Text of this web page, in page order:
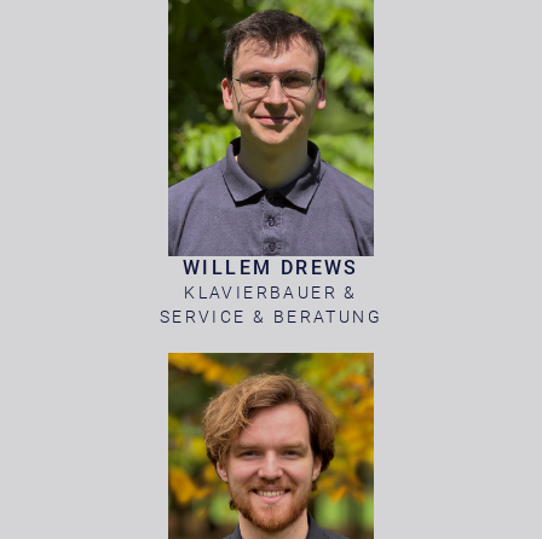
WILLEM DREWS
KLAVIERBAUER &
SERVICE & BERATUNG